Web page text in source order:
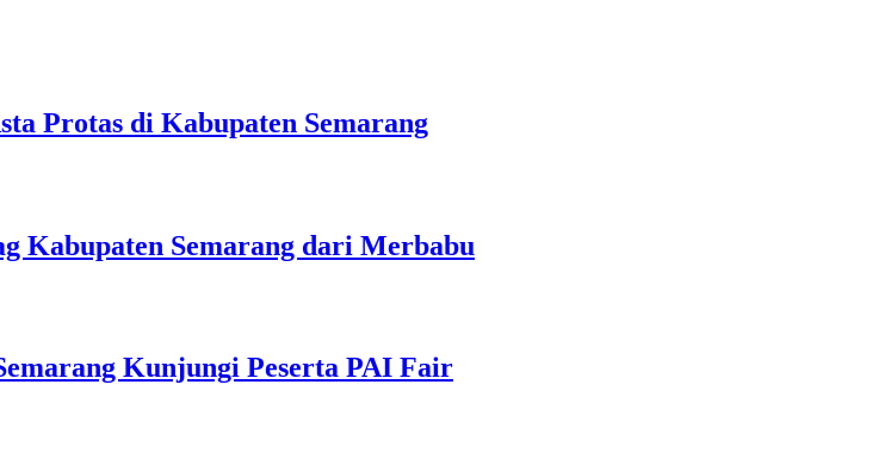
Protas di Kabupaten Semarang
Kabupaten Semarang dari Merbabu
Kunjungi Peserta PAI Fair